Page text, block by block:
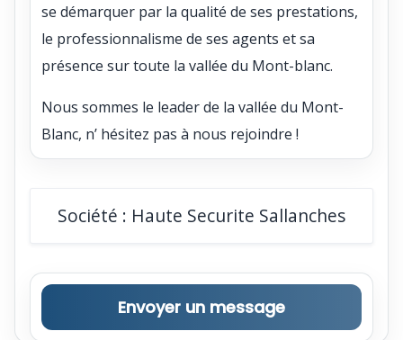
se démarquer par la qualité de ses prestations,
le professionnalisme de ses agents et sa
présence sur toute la vallée du Mont-blanc.
Nous sommes le leader de la vallée du Mont-
Blanc, n’ hésitez pas à nous rejoindre !
Société : Haute Securite Sallanches
Envoyer un message